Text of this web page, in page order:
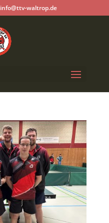
info@ttv-waltrop.de